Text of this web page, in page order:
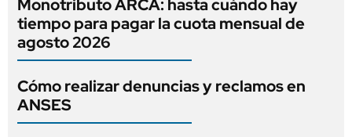
Monotributo ARCA: hasta cuándo hay
tiempo para pagar la cuota mensual de
agosto 2026
Cómo realizar denuncias y reclamos en
ANSES